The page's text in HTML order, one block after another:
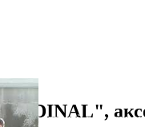
В СБОРЕ